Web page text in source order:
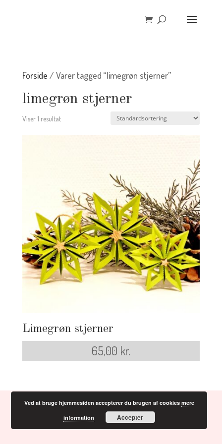
Forside / Varer tagged “limegrøn stjerner”
limegrøn stjerner
Viser 1 resultat
Limegrøn stjerner
65,00 kr.
Ved at bruge hjemmesiden accepterer du brugen af cookies mere
information
Accepter